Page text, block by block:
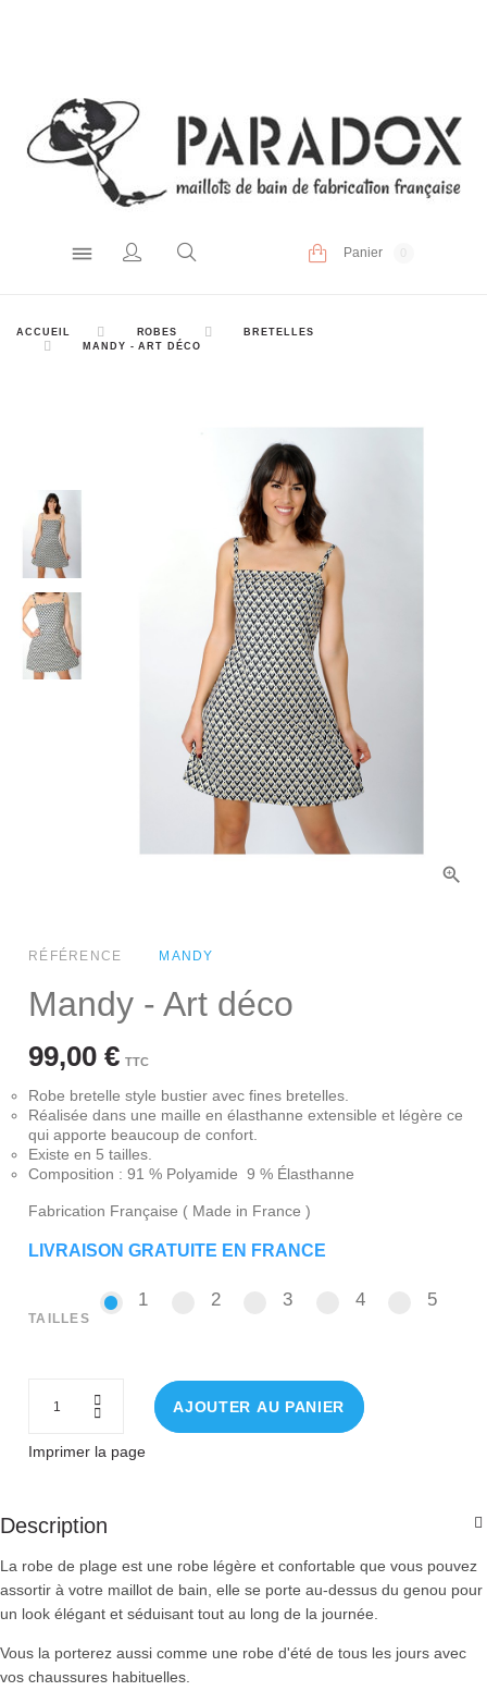
Panier
ACCUEIL ROBES
BRETELLES
MANDY - ART DÉCO
RÉFÉRENCE MANDY
Mandy - Art déco
99,00 € TTC
Robe bretelle style bustier avec fines bretelles.
Réalisée dans une maille en élasthanne extensible et légère ce
qui apporte beaucoup de confort.
Existe en 5 tailles.
Composition : 91 % Polyamide 9 % Élasthanne
Fabrication Française ( Made in France )
LIVRAISON GRATUITE EN FRANCE
TAILLES
1 22 33 44 55
AJOUTER AU PANIER
Imprimer la page
Description
La robe de plage est une robe légère et confortable que vous pouvez
assortir à votre maillot de bain, elle se porte au-dessus du genou pour
un look élégant et séduisant tout au long de la journée.
Vous la porterez aussi comme une robe d'été de tous les jours avec
vos chaussures habituelles.